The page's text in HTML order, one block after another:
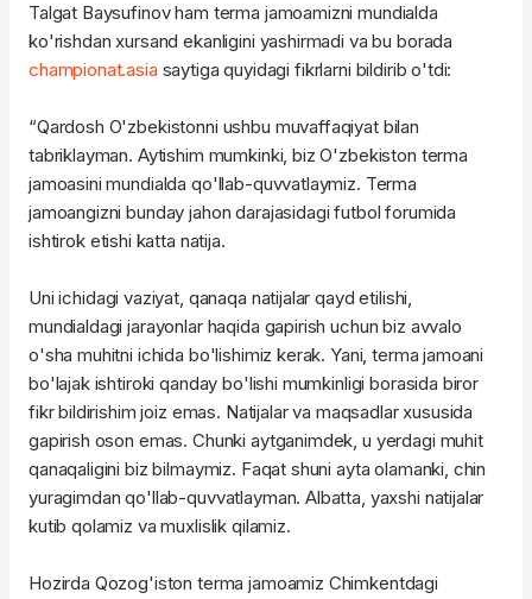
Talgat Baysufinov ham terma jamoamizni mundialda
ko'rishdan xursand ekanligini yashirmadi va bu borada
championat.asia saytiga quyidagi fikrlarni bildirib o'tdi:
“Qardosh O'zbekistonni ushbu muvaffaqiyat bilan
tabriklayman. Aytishim mumkinki, biz O'zbekiston terma
jamoasini mundialda qo'llab-quvvatlaymiz. Terma
jamoangizni bunday jahon darajasidagi futbol forumida
ishtirok etishi katta natija.
Uni ichidagi vaziyat, qanaqa natijalar qayd etilishi,
mundialdagi jarayonlar haqida gapirish uchun biz avvalo
o'sha muhitni ichida bo'lishimiz kerak. Yani, terma jamoani
bo'lajak ishtiroki qanday bo'lishi mumkinligi borasida biror
fikr bildirishim joiz emas. Natijalar va maqsadlar xususida
gapirish oson emas. Chunki aytganimdek, u yerdagi muhit
qanaqaligini biz bilmaymiz. Faqat shuni ayta olamanki, chin
yuragimdan qo'llab-quvvatlayman. Albatta, yaxshi natijalar
kutib qolamiz va muxlislik qilamiz.
Hozirda Qozog'iston terma jamoamiz Chimkentdagi